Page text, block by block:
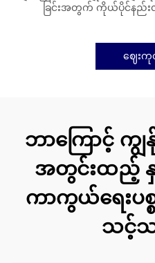
ခြင်းအတွက် ကိုယ်ပိုင်နည်း
ဈေး
ဘာကြောင့် က
အတွင်းထည့် နှ
ကာကွယ်ရေးပစ္
သင့်သ